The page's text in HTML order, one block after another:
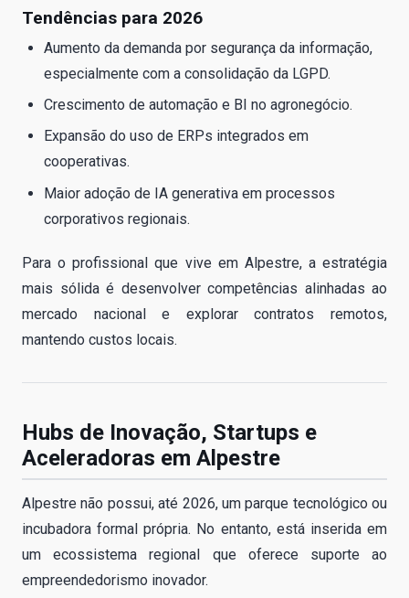
Tendências para 2026
Aumento da demanda por segurança da informação,
especialmente com a consolidação da LGPD.
Crescimento de automação e BI no agronegócio.
Expansão do uso de ERPs integrados em
cooperativas.
Maior adoção de IA generativa em processos
corporativos regionais.
Para o profissional que vive em Alpestre, a estratégia
mais sólida é desenvolver competências alinhadas ao
mercado nacional e explorar contratos remotos,
mantendo custos locais.
Hubs de Inovação, Startups e
Aceleradoras em Alpestre
Alpestre não possui, até 2026, um parque tecnológico ou
incubadora formal própria. No entanto, está inserida em
um ecossistema regional que oferece suporte ao
empreendedorismo inovador.